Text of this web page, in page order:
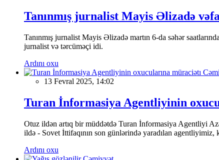
Tanınmış jurnalist Mayis Əlizadə
Tanınmış jurnalist Mayis Əlizadə martın 6-da səhər
jurnalist və tərcüməçi idi.
Ardını oxu
13 Fevral 2025, 14:02
Turan İnformasiya Agentliyinin
Otuz ildən artıq bir müddətdə Turan İnformasiya Agentliyi
ildə - Sovet İttifaqının son günlərində yaradılan
Ardını oxu